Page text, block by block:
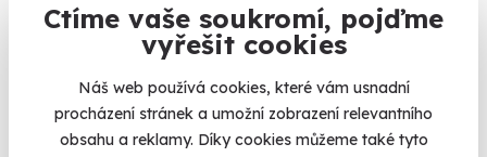
Ctíme vaše soukromí, pojďme
vyřešit cookies
Náš web používá cookies, které vám usnadní
procházení stránek a umožní zobrazení relevantního
obsahu a reklamy. Díky cookies můžeme také tyto
Jízda ve Fordu Mustang Dark Horse 5.0 V8
Užijte si americkou automobilovou legendu.
Brno (+ 2 další lokality)
1 550 Kč